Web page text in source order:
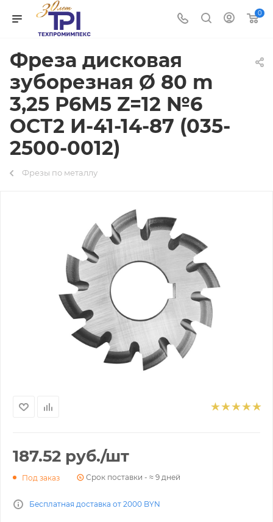
0
Фреза дисковая
зуборезная Ø 80 m
3,25 Р6М5 Z=12 №6
ОСТ2 И-41-14-87 (035-
2500-0012)
Фрезы по металлу
187.52 руб./шт
Под заказ Срок поставки - ≈ 9 дней
Бесплатная доставка от 2000 BYN